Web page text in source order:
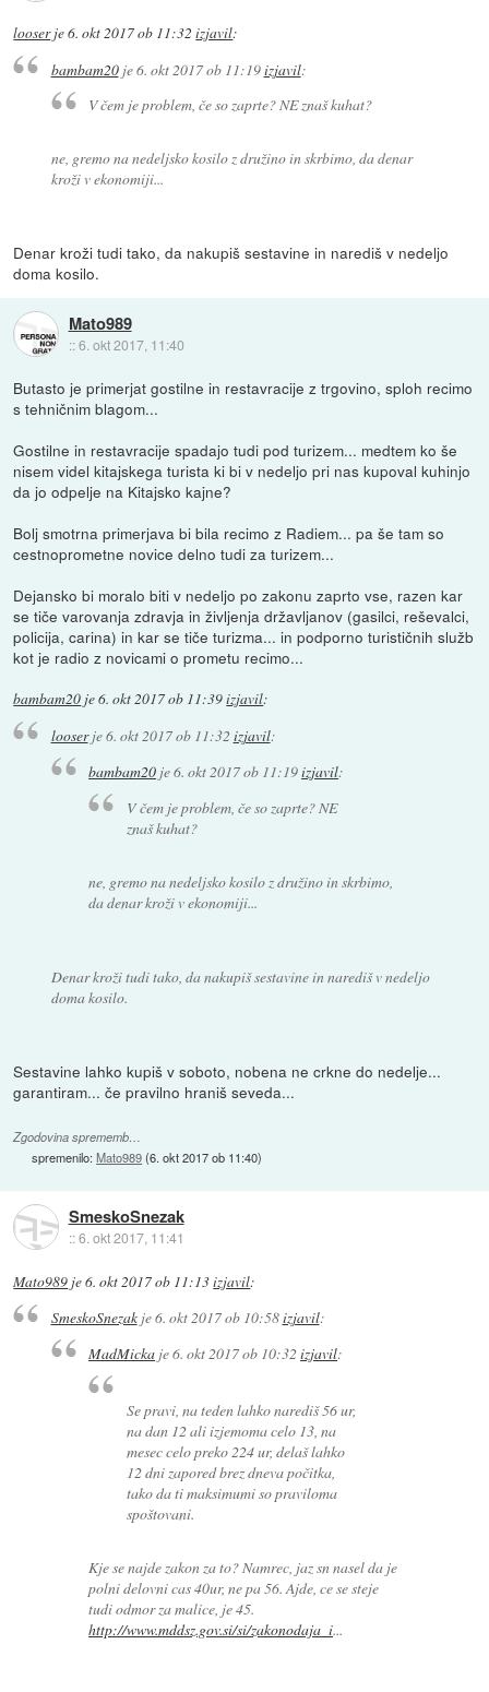
looserje6. okt 2017 ob 11:32 izjavil:
bambam20je6. okt 2017 ob 11:19izjavil:
V čem je problem, če so zaprte? NE znaš kuhat?
ne, gremo na nedeljsko kosilo z družino in skrbimo, da denar
kroži v ekonomiji...
Denar kroži tudi tako, da nakupiš sestavine in narediš v nedeljo
doma kosilo.
Mato989
::6. okt 2017, 11:40
Butasto je primerjat gostilne in restavracije z trgovino, sploh recimo
s tehničnim blagom...
Gostilne in restavracije spadajo tudi pod turizem... medtem ko še
nisem videl kitajskega turista ki bi v nedeljo pri nas kupoval kuhinjo
da jo odpelje na Kitajsko kajne?
Bolj smotrna primerjava bi bila recimo z Radiem... pa še tam so
cestnoprometne novice delno tudi za turizem...
Dejansko bi moralo biti v nedeljo po zakonu zaprto vse, razen kar
se tiče varovanja zdravja in življenja državljanov (gasilci, reševalci,
policija, carina) in kar se tiče turizma... in podporno turističnih služb
kot je radio z novicami o prometu recimo...
bambam20 je6. okt 2017 ob 11:39izjavil:
looserje6. okt 2017 ob 11:32 izjavil:
bambam20 je6. okt 2017 ob 11:19izjavil:
V čem je problem, če so zaprte? NE
znaš kuhat?
ne, gremo na nedeljsko kosilo z družino in skrbimo,
da denar kroži v ekonomiji...
Denar kroži tudi tako, da nakupiš sestavine in narediš v nedeljo
doma kosilo.
Sestavine lahko kupiš v soboto, nobena ne crkne do nedelje...
garantiram... če pravilno hraniš seveda...
Zgodovina sprememb…
spremenilo:Mato989(6. okt 2017 ob 11:40)
SmeskoSnezak
::6. okt 2017, 11:41
Mato989 je6. okt 2017 ob 11:13izjavil:
SmeskoSnezakje6. okt 2017 ob 10:58izjavil:
MadMicka je6. okt 2017 ob 10:32izjavil:
Se pravi, na teden lahko narediš 56 ur,
na dan 12 ali izjemoma celo 13, na
mesec celo preko 224 ur, delaš lahko
12 dni zapored brez dneva počitka,
tako da ti maksimumi so praviloma
spoštovani.
Kje se najde zakon za to? Namrec, jaz sn nasel da je
polni delovni cas 40ur, ne pa 56. Ajde, ce se steje
tudi odmor za malice, je 45.
http://www.mddsz.gov.si/si/zakonodaja_i...